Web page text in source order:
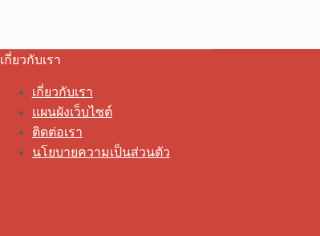
เกี่ยวกับเรา
เกี่ยวกับเรา
แผนผังเว็บไซต์
ติดต่อเรา
นโยบายความเป็นส่วนตัว